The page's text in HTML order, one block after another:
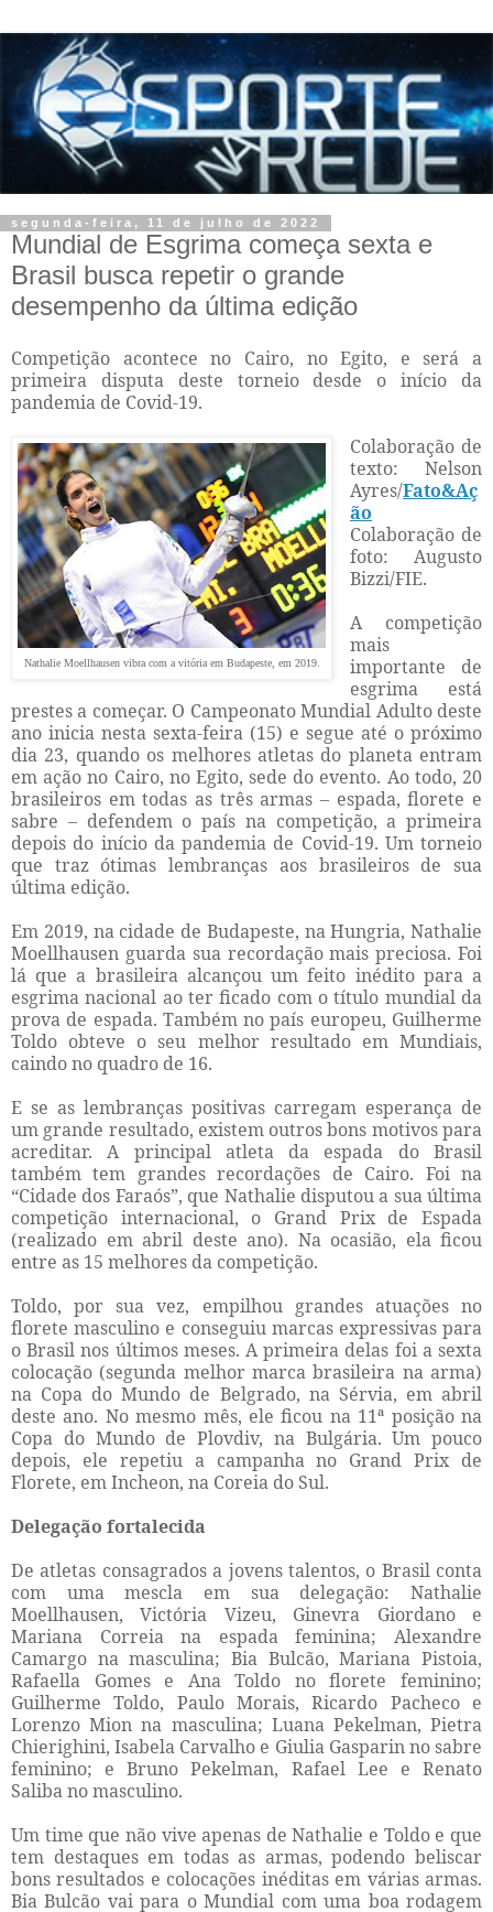
segunda-feira, 11 de julho de 2022
Mundial de Esgrima começa sexta e
Brasil busca repetir o grande
desempenho da última edição
Competição acontece no Cairo, no Egito, e será a
primeira disputa deste torneio desde o início da
pandemia de Covid-19.
Nathalie Moellhausen vibra com a vitória em Budapeste, em 2019.
Colaboração de
texto: Nelson
Ayres/Fato&Aç
ão
Colaboração de
foto: Augusto
Bizzi/FIE.
A competição
mais
importante de
esgrima está
prestes a começar. O Campeonato Mundial Adulto deste
ano inicia nesta sexta-feira (15) e segue até o próximo
dia 23, quando os melhores atletas do planeta entram
em ação no Cairo, no Egito, sede do evento. Ao todo, 20
brasileiros em todas as três armas – espada, florete e
sabre – defendem o país na competição, a primeira
depois do início da pandemia de Covid-19. Um torneio
que traz ótimas lembranças aos brasileiros de sua
última edição.
Em 2019, na cidade de Budapeste, na Hungria, Nathalie
Moellhausen guarda sua recordação mais preciosa. Foi
lá que a brasileira alcançou um feito inédito para a
esgrima nacional ao ter ficado com o título mundial da
prova de espada. Também no país europeu, Guilherme
Toldo obteve o seu melhor resultado em Mundiais,
caindo no quadro de 16.
E se as lembranças positivas carregam esperança de
um grande resultado, existem outros bons motivos para
acreditar. A principal atleta da espada do Brasil
também tem grandes recordações de Cairo. Foi na
“Cidade dos Faraós”, que Nathalie disputou a sua última
competição internacional, o Grand Prix de Espada
(realizado em abril deste ano). Na ocasião, ela ficou
entre as 15 melhores da competição.
Toldo, por sua vez, empilhou grandes atuações no
florete masculino e conseguiu marcas expressivas para
o Brasil nos últimos meses. A primeira delas foi a sexta
colocação (segunda melhor marca brasileira na arma)
na Copa do Mundo de Belgrado, na Sérvia, em abril
deste ano. No mesmo mês, ele ficou na 11ª posição na
Copa do Mundo de Plovdiv, na Bulgária. Um pouco
depois, ele repetiu a campanha no Grand Prix de
Florete, em Incheon, na Coreia do Sul.
Delegação fortalecida
De atletas consagrados a jovens talentos, o Brasil conta
com uma mescla em sua delegação: Nathalie
Moellhausen, Victória Vizeu, Ginevra Giordano e
Mariana Correia na espada feminina; Alexandre
Camargo na masculina; Bia Bulcão, Mariana Pistoia,
Rafaella Gomes e Ana Toldo no florete feminino;
Guilherme Toldo, Paulo Morais, Ricardo Pacheco e
Lorenzo Mion na masculina; Luana Pekelman, Pietra
Chierighini, Isabela Carvalho e Giulia Gasparin no sabre
feminino; e Bruno Pekelman, Rafael Lee e Renato
Saliba no masculino.
Um time que não vive apenas de Nathalie e Toldo e que
tem destaques em todas as armas, podendo beliscar
bons resultados e colocações inéditas em várias armas.
Bia Bulcão vai para o Mundial com uma boa rodagem